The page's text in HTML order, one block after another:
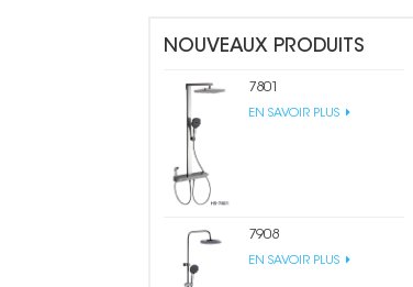
NOUVEAUX PRODUITS
7801
EN SAVOIR PLUS
7908
EN SAVOIR PLUS